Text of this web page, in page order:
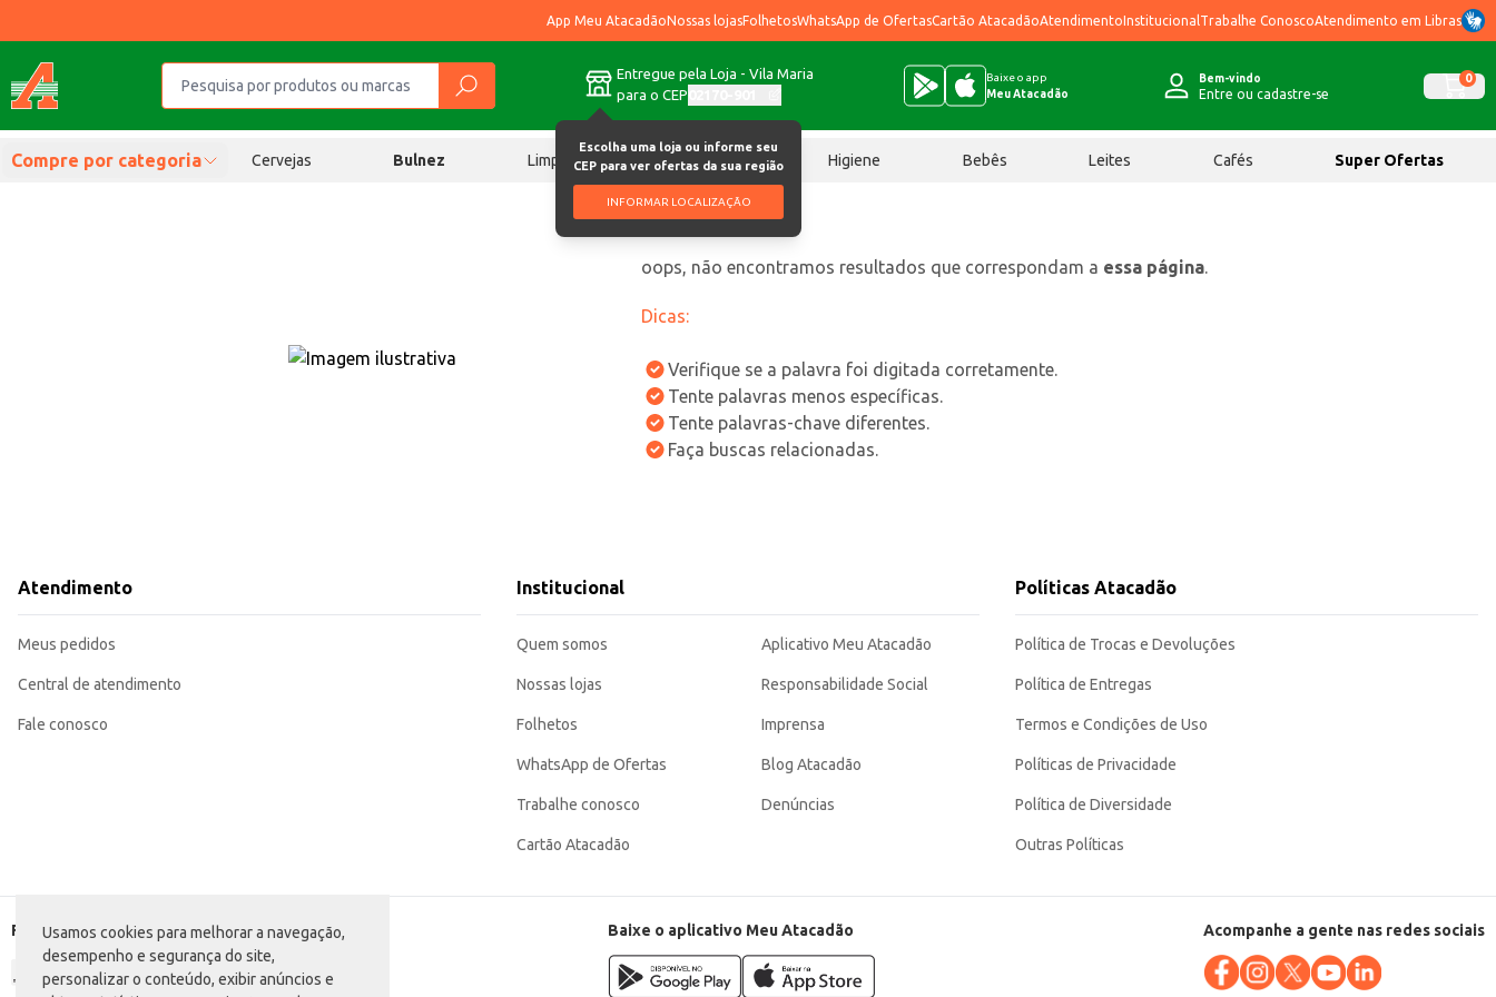
Usamos cookies para melhorar a navegação,
desempenho e segurança do site,
personalizar o conteúdo, exibir anúncios e
App Meu AtacadãoNossas lojasFolhetosWhatsApp de OfertasCartão AtacadãoAtendimentoInstitucional Trabalhe ConoscoAtendimento em Libras
Entregue pela Loja - Vila Maria
para o CEP
Escolha uma loja ou informe seu
CEP para ver ofertas da sua região
INFORMAR LOCALIZAÇÃO
Baixe o app
Meu Atacadão
Bem-vindo
Entre ou cadastre-se
0
Compre por categoria Cervejas Bulnez Limpeza Chocolates Higiene Bebês Leites Cafés Super Ofertas
oops, não encontramos resultados que correspondam a essa página.
Dicas:
Verifique se a palavra foi digitada corretamente.
Tente palavras menos específicas.
Tente palavras-chave diferentes.
Faça buscas relacionadas.
Atendimento
Meus pedidos
Central de atendimento
Fale conosco
Institucional
Quem somos
Nossas lojas
Folhetos
WhatsApp de Ofertas
Trabalhe conosco
Cartão Atacadão
Aplicativo Meu Atacadão
Responsabilidade Social
Imprensa
Blog Atacadão
Denúncias
Políticas Atacadão
Política de Trocas e Devoluções
Política de Entregas
Termos e Condições de Uso
Políticas de Privacidade
Política de Diversidade
Outras Políticas
Formas de pagamento Baixe o aplicativo Meu Atacadão Acompanhe a gente nas redes sociais